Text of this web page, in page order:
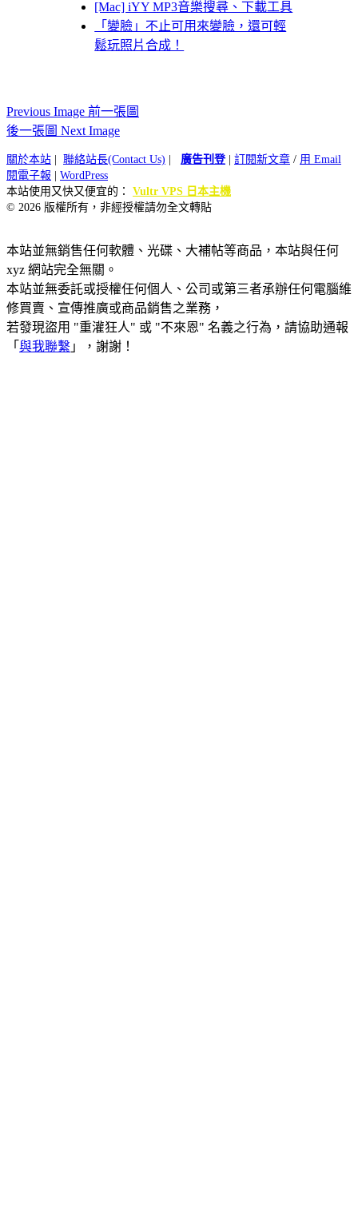
[Mac] iYY MP3音樂搜尋、下載工具
「變臉」不止可用來變臉，還可輕
鬆玩照片合成！
Previous Image 前一張圖
後一張圖 Next Image
關於本站 聯絡站長(Contact Us) 廣告刊登| 訂閱新文章 / 用 Email
閱電子報
WordPress
本站使用又快又便宜的： Vultr VPS 日本主機
© 2026 版權所有，非經授權請勿全文轉貼
本站並無銷售任何軟體、光碟、大補帖等商品，本站與任何
xyz 網站完全無關。
本站並無委託或授權任何個人、公司或第三者承辦任何電腦維
修買賣、宣傳推廣或商品銷售之業務，
若發現盜用 "重灌狂人" 或 "不來恩" 名義之行為，請協助通報
「 與我聯繫 」，謝謝！